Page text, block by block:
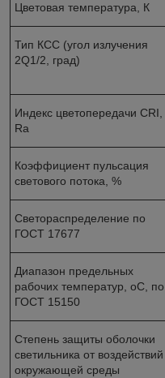
Цветовая температура, К
Тип КСС (угол излучения
2Q1/2, град)
Индекс цветопередачи CRI,
Ra
Коэффициент пульсация
светового потока, %
Светораспределение по
ГОСТ 17677
Диапазон предельных
рабочих температур, оС, по
ГОСТ 15150
Степень защиты оболочки
светильника от воздействий
окружающей среды